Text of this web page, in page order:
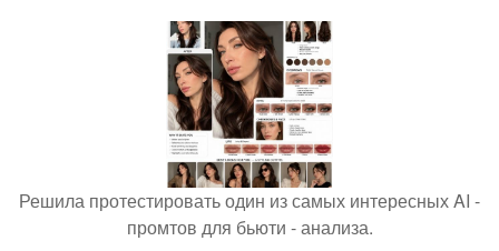
Решила протестировать один из самых интересных AI -
промтов для бьюти - анализа.